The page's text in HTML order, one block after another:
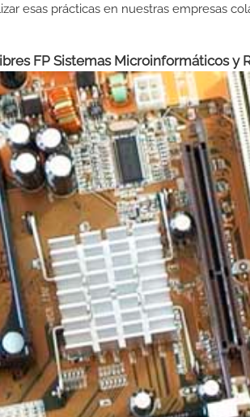
esas prácticas en nuestras empresas
FP Sistemas Microinformáticos y